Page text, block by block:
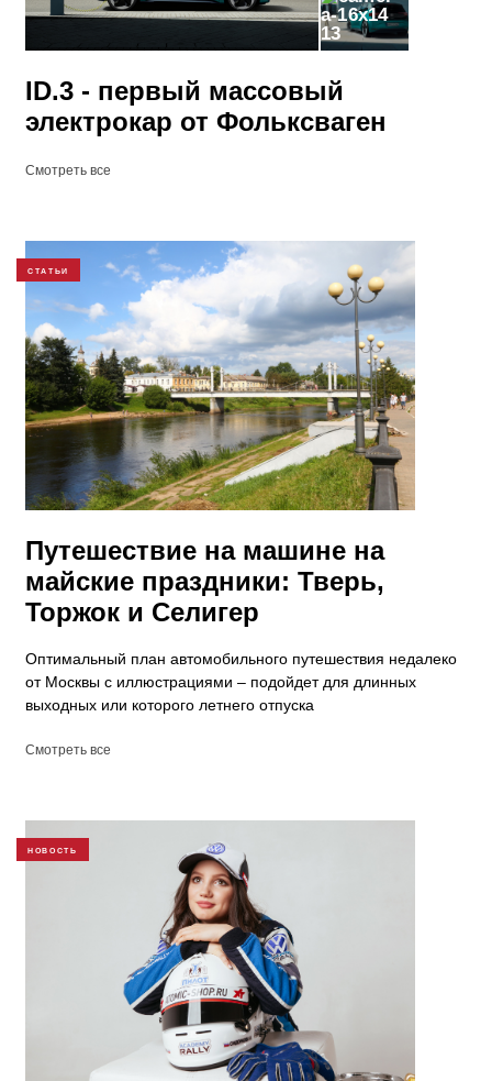
13
ID.3 - первый массовый
электрокар от Фольксваген
Смотреть все
СТАТЬИ
Путешествие на машине на
майские праздники: Тверь,
Торжок и Селигер
Оптимальный план автомобильного путешествия недалеко
от Москвы с иллюстрациями – подойдет для длинных
выходных или которого летнего отпуска
Смотреть все
НОВОСТЬ